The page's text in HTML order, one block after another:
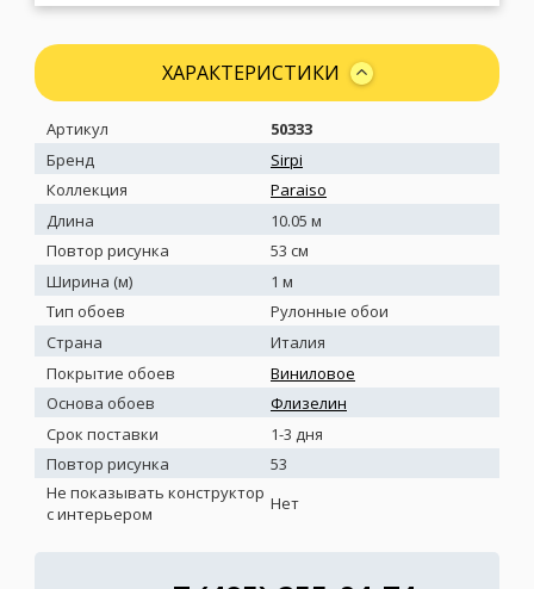
ХАРАКТЕРИСТИКИ
Артикул
50333
Бренд
Sirpi
Коллекция
Paraiso
Длина
10.05 м
Повтор рисунка
53 см
Ширина (м)
1 м
Тип обоев
Рулонные обои
Страна
Италия
Покрытие обоев
Виниловое
Основа обоев
Флизелин
Срок поставки
1-3 дня
Повтор рисунка
53
Не показывать конструктор
с интерьером
Нет